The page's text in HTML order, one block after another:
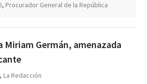
, Procurador General de la República
Miriam Germán, amenazada
La Redacción